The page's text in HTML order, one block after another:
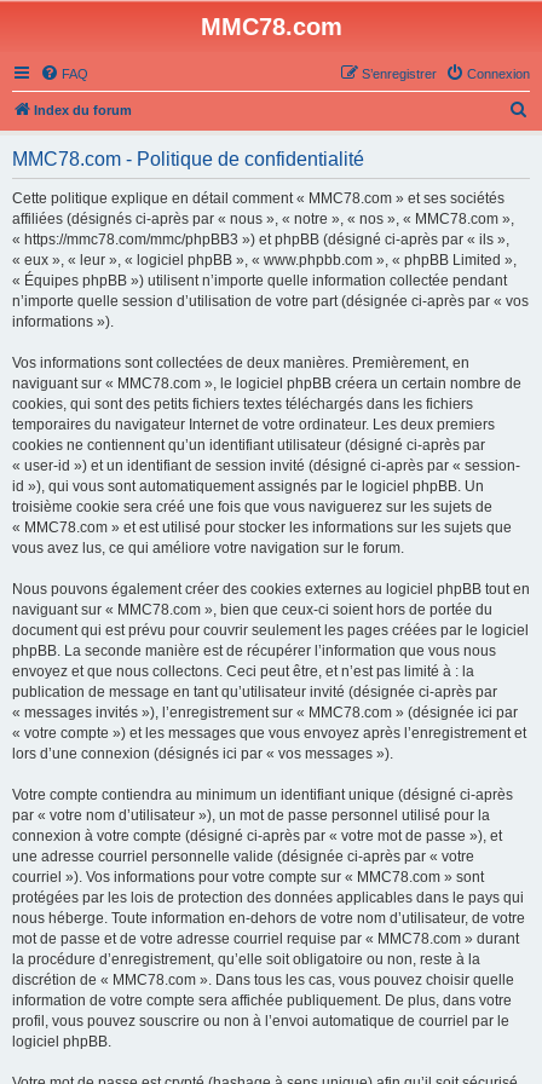
MMC78.com
FAQ Connexion
S’enregistrer
Index du forum
MMC78.com - Politique de confidentialité
Cette politique explique en détail comment « MMC78.com » et ses sociétés
affiliées (désignés ci-après par « nous », « notre », « nos », « MMC78.com »,
« https://mmc78.com/mmc/phpBB3 ») et phpBB (désigné ci-après par « ils »,
« eux », « leur », « logiciel phpBB », « www.phpbb.com », « phpBB Limited »,
« Équipes phpBB ») utilisent n’importe quelle information collectée pendant
n’importe quelle session d’utilisation de votre part (désignée ci-après par « vos
informations »).
Vos informations sont collectées de deux manières. Premièrement, en
naviguant sur « MMC78.com », le logiciel phpBB créera un certain nombre de
cookies, qui sont des petits fichiers textes téléchargés dans les fichiers
temporaires du navigateur Internet de votre ordinateur. Les deux premiers
cookies ne contiennent qu’un identifiant utilisateur (désigné ci-après par
« user-id ») et un identifiant de session invité (désigné ci-après par « session-
id »), qui vous sont automatiquement assignés par le logiciel phpBB. Un
troisième cookie sera créé une fois que vous naviguerez sur les sujets de
« MMC78.com » et est utilisé pour stocker les informations sur les sujets que
vous avez lus, ce qui améliore votre navigation sur le forum.
Nous pouvons également créer des cookies externes au logiciel phpBB tout en
naviguant sur « MMC78.com », bien que ceux-ci soient hors de portée du
document qui est prévu pour couvrir seulement les pages créées par le logiciel
phpBB. La seconde manière est de récupérer l’information que vous nous
envoyez et que nous collectons. Ceci peut être, et n’est pas limité à : la
publication de message en tant qu’utilisateur invité (désignée ci-après par
« messages invités »), l’enregistrement sur « MMC78.com » (désignée ici par
« votre compte ») et les messages que vous envoyez après l’enregistrement et
lors d’une connexion (désignés ici par « vos messages »).
Votre compte contiendra au minimum un identifiant unique (désigné ci-après
par « votre nom d’utilisateur »), un mot de passe personnel utilisé pour la
connexion à votre compte (désigné ci-après par « votre mot de passe »), et
une adresse courriel personnelle valide (désignée ci-après par « votre
courriel »). Vos informations pour votre compte sur « MMC78.com » sont
protégées par les lois de protection des données applicables dans le pays qui
nous héberge. Toute information en-dehors de votre nom d’utilisateur, de votre
mot de passe et de votre adresse courriel requise par « MMC78.com » durant
la procédure d’enregistrement, qu’elle soit obligatoire ou non, reste à la
discrétion de « MMC78.com ». Dans tous les cas, vous pouvez choisir quelle
information de votre compte sera affichée publiquement. De plus, dans votre
profil, vous pouvez souscrire ou non à l’envoi automatique de courriel par le
logiciel phpBB.